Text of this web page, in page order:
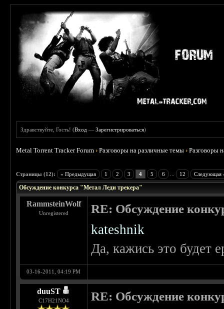
Здравствуйте, Гость! (Вход —Зарегистрироваться)
Metal Torrent Tracker Forum ›Разговоры на различные темы ›Разговоры
Страницы (12): « Предыдущая 1 2 3 4 5 6 12 Следующая
Обсуждение конкурса "Метал Леди трекера"
RammsteinWolf
Unregistered RE: Обсуждение
kateshnik
Да, кажись это будет
03-16-2011, 04:19 PM
duuST
С17H21NO4 RE: Обсуждение